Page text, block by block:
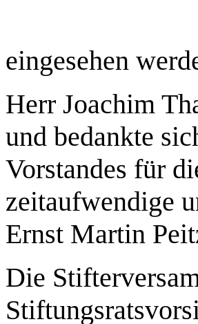
eingesehen
Herr Joachim
und bedankte
Vorstandes für
zeitaufwendige
Ernst Martin
Die